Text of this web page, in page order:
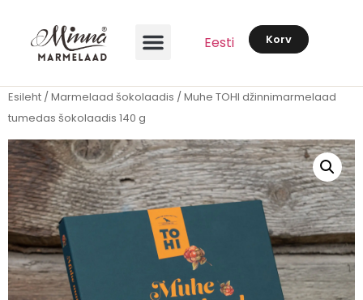
Eesti Korv
Esileht /Marmelaad šokolaadis / Muhe TOHI džinnimarmelaad
tumedas šokolaadis 140 g